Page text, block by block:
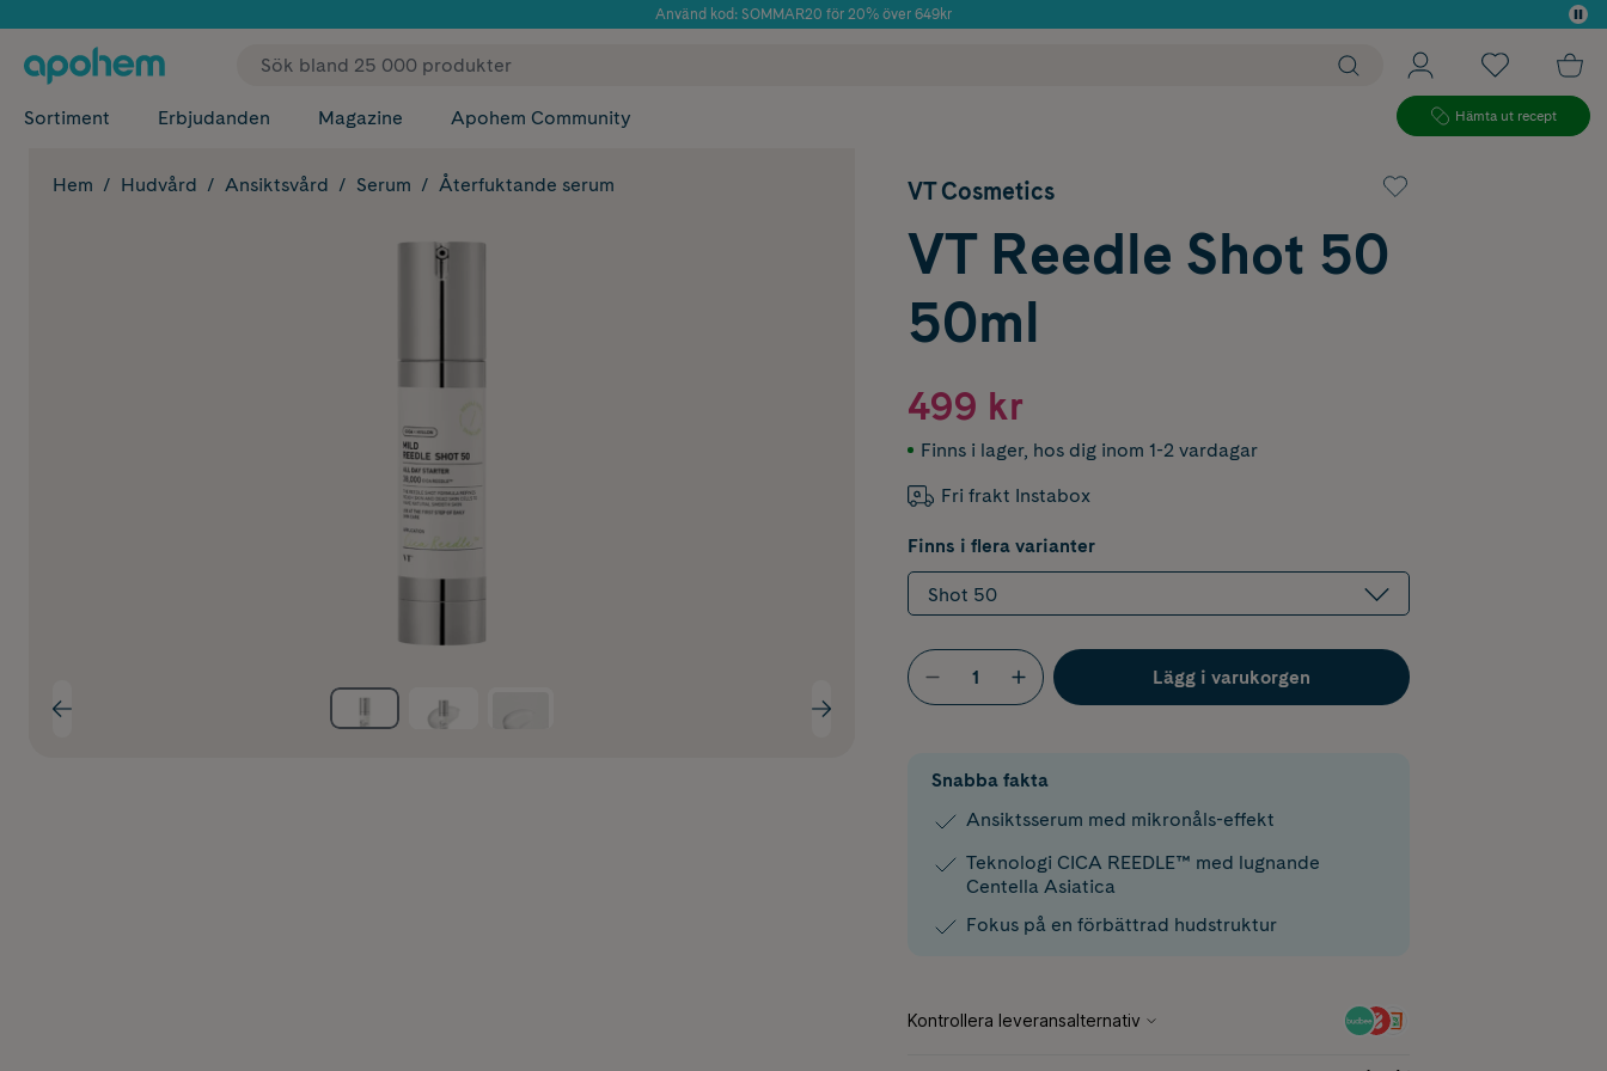
Använd kod: SOMMAR20 för 20% över 649kr
✓ Fri frakt
Sortiment Erbjudanden Magazine Apohem Community Hämta ut recept
Hem Hudvård Ansiktsvård Serum Återfuktande serum VT Cosmetics
VT Reedle Shot 50
50ml
499 kr
Finns i lager, hos dig inom 1-2 vardagar
Fri frakt Instabox
Finns i flera varianter
Shot 50
Lägg i varukorgen
Snabba fakta
Ansiktsserum med mikronåls-effekt
Teknologi CICA REEDLE™ med lugnande
Centella Asiatica
Fokus på en förbättrad hudstruktur